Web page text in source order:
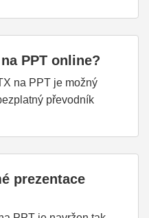
PPT online?
na PPT je možný
převodník
prezentace